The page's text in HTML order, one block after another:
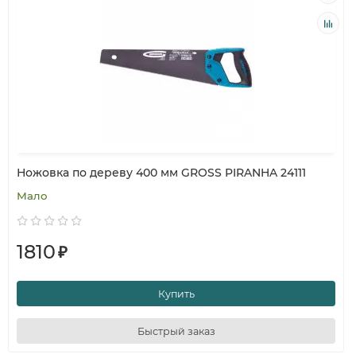
Ножовка по дереву 400 мм GROSS PIRANHA 24111
Мало
1810₽
Купить
Быстрый заказ